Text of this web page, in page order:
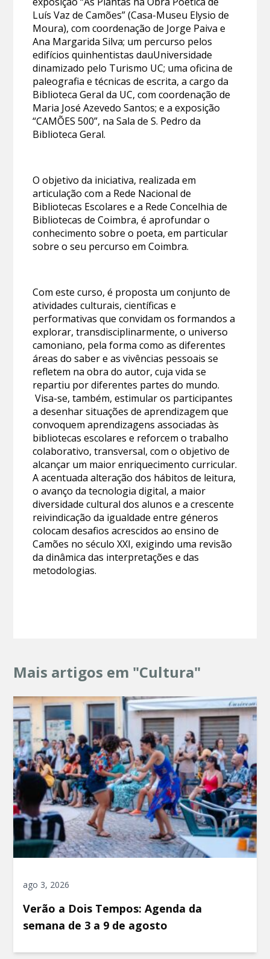
Luís Vaz de Camões” (Casa-Museu Elysio de
Moura), com coordenação de Jorge Paiva e
Ana Margarida Silva; um percurso pelos
edifícios quinhentistas dauUniversidade
dinamizado pelo Turismo UC; uma oficina de
paleografia e técnicas de escrita, a cargo da
Biblioteca Geral da UC, com coordenação de
Maria José Azevedo Santos; e a exposição
“CAMÕES 500”, na Sala de S. Pedro da
Biblioteca Geral.
O objetivo da iniciativa, realizada em
articulação com a Rede Nacional de
Bibliotecas Escolares e a Rede Concelhia de
Bibliotecas de Coimbra, é aprofundar o
conhecimento sobre o poeta, em particular
sobre o seu percurso em Coimbra.
Com este curso, é proposta um conjunto de
atividades culturais, científicas e
performativas que convidam os formandos a
explorar, transdisciplinarmente, o universo
camoniano, pela forma como as diferentes
áreas do saber e as vivências pessoais se
refletem na obra do autor, cuja vida se
repartiu por diferentes partes do mundo.
Visa-se, também, estimular os participantes
a desenhar situações de aprendizagem que
convoquem aprendizagens associadas às
bibliotecas escolares e reforcem o trabalho
colaborativo, transversal, com o objetivo de
alcançar um maior enriquecimento curricular.
A acentuada alteração dos hábitos de leitura,
o avanço da tecnologia digital, a maior
diversidade cultural dos alunos e a crescente
reivindicação da igualdade entre géneros
colocam desafios acrescidos ao ensino de
Camões no século XXI, exigindo uma revisão
da dinâmica das interpretações e das
metodologias.
Mais artigos em "Cultura"
ago 3, 2026
Verão a Dois Tempos: Agenda da
semana de 3 a 9 de agosto